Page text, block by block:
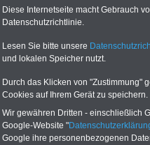
Meldung
Diese Internetseite macht Gebrauch
Datenschutzrichtlinie.
Lesen Sie bitte unsere
und lokalen Speicher nutzt.
Durch das Klicken von "Zustimmung"
Cookies auf Ihrem Gerät zu speichern.
Wir gewähren Dritten - einschließlich
Google-Website "
Google ihre personenbezogenen